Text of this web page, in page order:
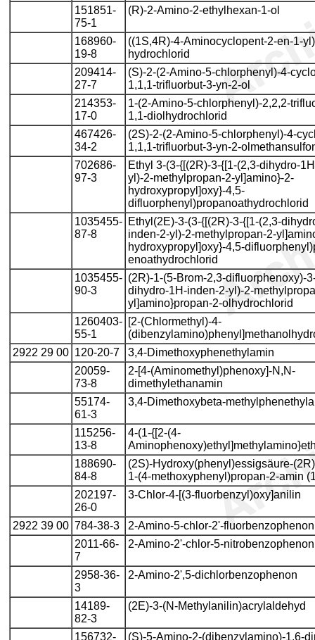
151851-
75-1
(R)-2-Amino-2-ethylhexan-1-ol
168960-
19-8
((1S,4R)-4-Aminocyclopent-2-en-1-
hydrochlorid
209414-
27-7
(S)-2-(2-Amino-5-chlorphenyl)-4-
1,1,1-trifluorbut-3-yn-2-ol
214353-
17-0
1-(2-Amino-5-chlorphenyl)-2,2,2-
1,1-diolhydrochlorid
467426-
34-2
(2S)-2-(2-Amino-5-chlorphenyl)-4-
1,1,1-trifluorbut-3-yn-2-
702686-
97-3
Ethyl 3-(3-{[(2R)-3-{[1-(2,3-dihydro-
yl)-2-methylpropan-2-yl]amino}-2-
hydroxypropyl]oxy}-4,5-
difluorphenyl)propanoathydrochlorid
1035455-
87-8
Ethyl(2E)-3-(3-{[(2R)-3-{[1-(2,3-
inden-2-yl)-2-methylpropan-2-
hydroxypropyl]oxy}-4,5-
enoathydrochlorid
1035455-
90-3
(2R)-1-(5-Brom-2,3-difluorphenoxy)-
dihydro-1H-inden-2-yl)-2-
yl]amino}propan-2-olhydrochlorid
1260403-
55-1
[2-(Chlormethyl)-4-
2922 29 00 120-20-7
3,4-Dimethoxyphenethylamin
20059-
73-8
2-[4-(Aminomethyl)phenoxy]-N,N-
dimethylethanamin
55174-
61-3
3,4-Dimethoxybeta-
115256-
13-8
4-(1-{[2-(4-
188690-
84-8
(2S)-Hydroxy(phenyl)essigsäure-
1-(4-methoxyphenyl)propan-2-amin
202197-
26-0
3-Chlor-4-[(3-fluorbenzyl)oxy]anilin
2922 39 00 784-38-3
2-Amino-5-chlor-2'-fluorbenzophenon
2011-66-
7
2-Amino-2'-chlor-5-nitrobenzophenon
2958-36-
3
2-Amino-2',5-dichlorbenzophenon
14189-
82-3
(2E)-3-(N-Methylanilin)acrylaldehyd
156732-
(S)-5-Amino-2-(dibenzylamino)-1,6-